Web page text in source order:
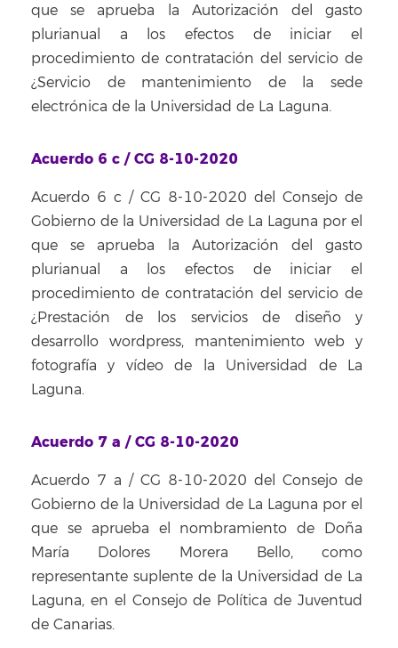
que se aprueba la Autorización del gasto
plurianual a los efectos de iniciar el
procedimiento de contratación del servicio de
¿Servicio de mantenimiento de la sede
electrónica de la Universidad de La Laguna.
Acuerdo 6 c / CG 8-10-2020
Acuerdo 6 c / CG 8-10-2020 del Consejo de
Gobierno de la Universidad de La Laguna por el
que se aprueba la Autorización del gasto
plurianual a los efectos de iniciar el
procedimiento de contratación del servicio de
¿Prestación de los servicios de diseño y
desarrollo wordpress, mantenimiento web y
fotografía y vídeo de la Universidad de La
Laguna.
Acuerdo 7 a / CG 8-10-2020
Acuerdo 7 a / CG 8-10-2020 del Consejo de
Gobierno de la Universidad de La Laguna por el
que se aprueba el nombramiento de Doña
María Dolores Morera Bello, como
representante suplente de la Universidad de La
Laguna, en el Consejo de Política de Juventud
de Canarias.